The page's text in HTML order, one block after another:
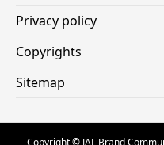
Privacy policy
Copyrights
Sitemap